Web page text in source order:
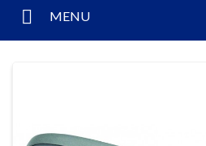
MENU